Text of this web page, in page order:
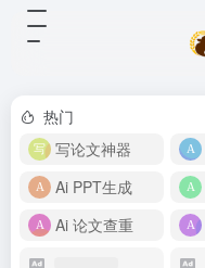
热门
写论文神器
Ai PPT生成
Ai 论文查重